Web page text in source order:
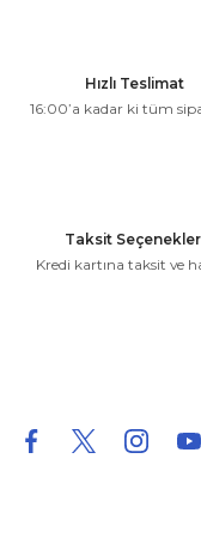
Hızlı Teslimat
16:00’a kadar ki tüm
Taksit
Kredi kartına taksit ve